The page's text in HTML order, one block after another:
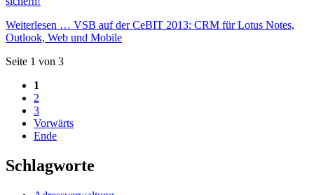
Weiterlesen … VSB auf der CeBIT 2013: CRM für Lotus Notes,
Outlook, Web und Mobile
Seite 1 von 3
1
2
3
Vorwärts
Ende
Schlagworte